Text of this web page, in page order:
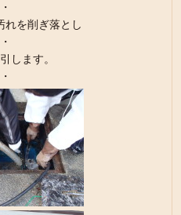
・
れを削ぎ落とし
・
します。
・